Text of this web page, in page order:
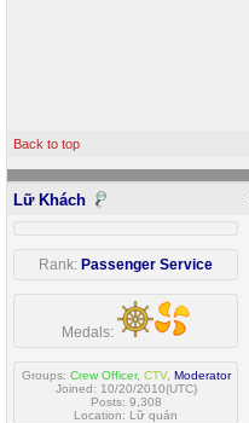
Back to top
Lữ Khách
Rank: Passenger Service
Medals:
Groups: Crew Officer, CTV, Moderator
Joined: 10/20/2010(UTC)
Posts: 9,308
Location: Lữ quán